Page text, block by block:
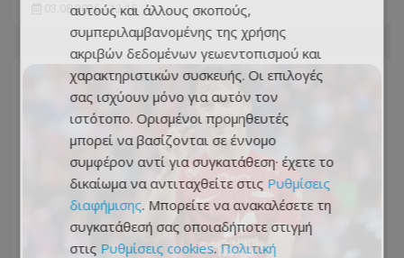
03.08.2026 - 12:15
αυτούς και άλλους σκοπούς,
συμπεριλαμβανομένης της χρήσης
ακριβών δεδομένων γεωεντοπισμού και
χαρακτηριστικών συσκευής. Οι επιλογές
σας ισχύουν μόνο για αυτόν τον
ιστότοπο. Ορισμένοι προμηθευτές
μπορεί να βασίζονται σε έννομο
συμφέρον αντί για συγκατάθεση· έχετε το
δικαίωμα να αντιταχθείτε στις Ρυθμίσεις
διαφήμισης. Μπορείτε να ανακαλέσετε τη
συγκατάθεσή σας οποιαδήποτε στιγμή
στις Ρυθμίσεις cookies. Πολιτική